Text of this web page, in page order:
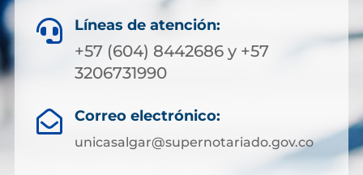
 Líneas de atención:
+57 (604) 8442686 y +57
3206731990
 Correo electrónico:
unicasalgar@supernotariado.gov.co